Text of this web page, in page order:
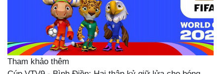
Tham khảo thêm